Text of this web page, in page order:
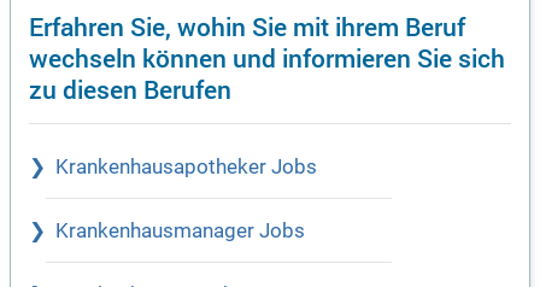
Erfahren Sie, wohin Sie mit ihrem Beruf
wechseln können und informieren Sie sich
zu diesen Berufen
Krankenhausapotheker Jobs
Krankenhausmanager Jobs